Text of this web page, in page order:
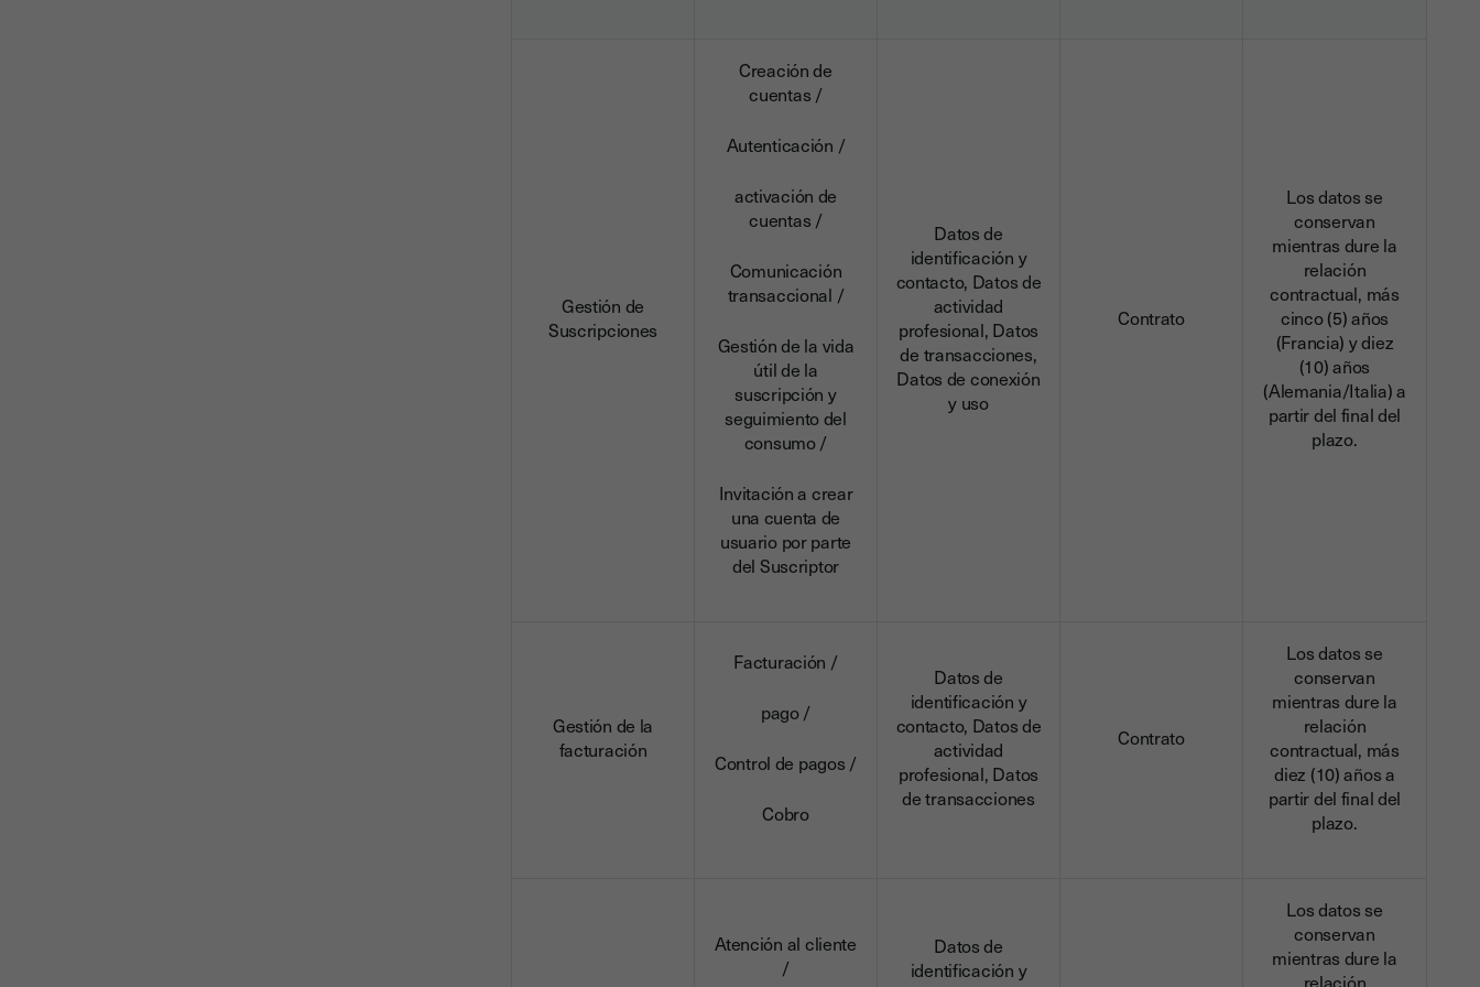
Gestión de
Suscripciones
Creación de
cuentas /
Autenticación /
activación de
cuentas /
Comunicación
transaccional /
Gestión de la vida
útil de la
suscripción y
seguimiento del
consumo /
Invitación a crear
una cuenta de
usuario por parte
del Suscriptor
Datos de
identificación y
contacto, Datos de
actividad
profesional, Datos
de transacciones,
Datos de conexión
y uso
Contrato
Los datos se
conservan
mientras dure la
relación
contractual, más
cinco (5) años
(Francia) y diez
(10) años
(Alemania/Italia) a
partir del final del
plazo.
Gestión de la
facturación
Facturación /
pago /
Control de pagos /
Cobro
Datos de
identificación y
contacto, Datos de
actividad
profesional, Datos
de transacciones
Contrato
Los datos se
conservan
mientras dure la
relación
contractual, más
diez (10) años a
partir del final del
plazo.
Atención al cliente
/
Datos de
identificación y
Los datos se
conservan
mientras dure la
relación